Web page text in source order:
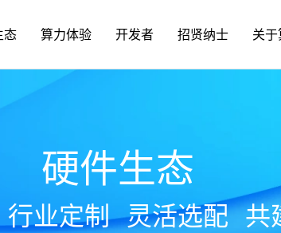
态 算力体验 开发者 招贤纳士 关
硬件生态
行业定制 灵活选配 共